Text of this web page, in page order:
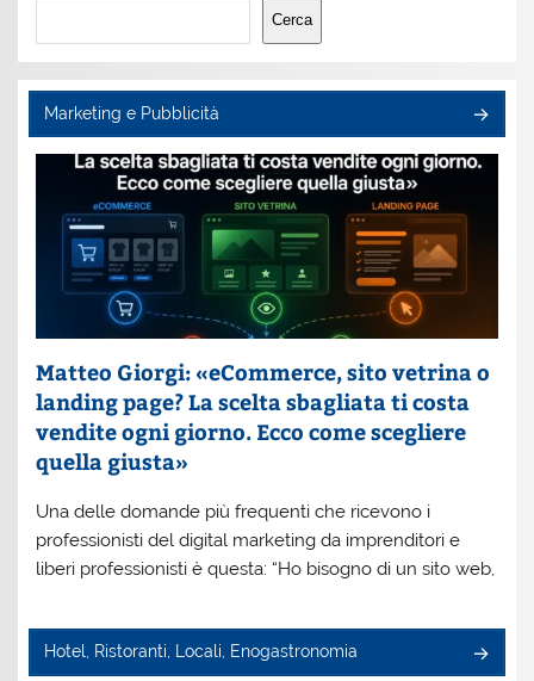
Cerca
Marketing e Pubblicità
Matteo Giorgi: «eCommerce, sito vetrina o
landing page? La scelta sbagliata ti costa
vendite ogni giorno. Ecco come scegliere
quella giusta»
Una delle domande più frequenti che ricevono i
professionisti del digital marketing da imprenditori e
liberi professionisti è questa: “Ho bisogno di un sito web,
Hotel, Ristoranti, Locali, Enogastronomia